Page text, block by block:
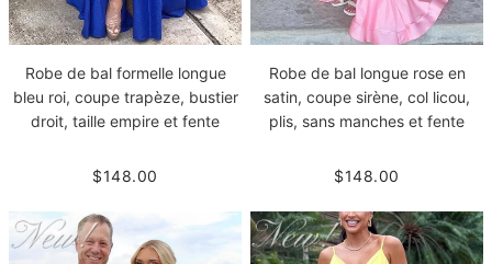
Robe de bal formelle longue
bleu roi, coupe trapèze, bustier
droit, taille empire et fente
$148.00
Robe de bal longue rose en
satin, coupe sirène, col licou,
plis, sans manches et fente
$148.00